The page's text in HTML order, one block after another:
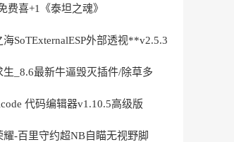
费喜+1《泰坦之魂》
海SoTExternalESP外部透视**v2.5.3
生_8.6最新牛逼毁灭插件/除草多
代码编辑器v1.10.5高级版
耀-百里守约超NB自瞄无视野脚